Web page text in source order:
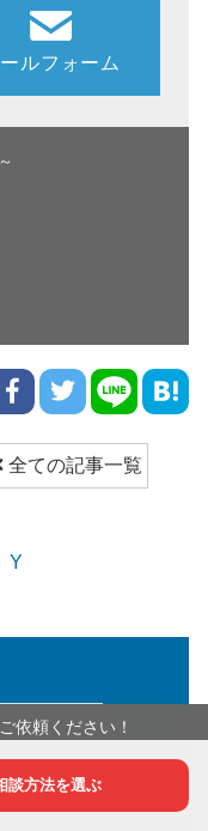
ールフォーム
全ての記事一覧
ただきました
依頼ください！
談方法を選ぶ